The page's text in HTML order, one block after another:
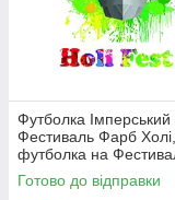
Футболка Імперський
Фестиваль Фарб Холі,
футболка на
Фарб,
Holi Fest!
Готово до відправки